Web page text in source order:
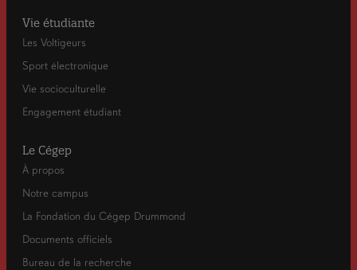
Vie étudiante
Les Voltigeurs
Sport électronique
Vie socioculturelle
Engagement étudiant
Le Cégep
À propos
Notre campus
La Fondation du Cégep Drummond
Documents officiels
Bureau de la recherche